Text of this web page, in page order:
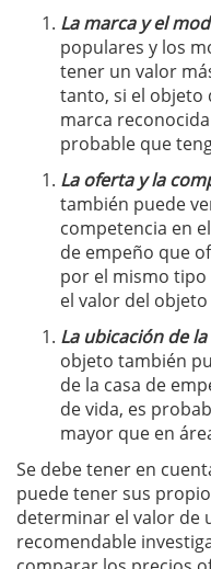
La marca y el
populares y los
tener un valor
tanto, si el objeto
marca
probable que
La oferta y la
también puede
competencia en
de empeño que
por el mismo
el valor del
La ubicación de
objeto también
de la casa de
de vida, es
mayor que en
Se debe tener en
puede tener sus
determinar el valor de
recomendable